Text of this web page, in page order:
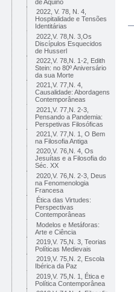
de Aquino
2022, V. 78, N. 4,
Hospitalidade e Tensões
Identitárias
2022,V. 78,N. 3,Os
Discípulos Esquecidos
de Husserl
2022,V. 78,N. 1-2, Edith
Stein: no 80º Aniversário
da sua Morte
2021,V. 77,N. 4,
Causalidade: Abordagens
Contemporâneas
2021,V. 77,N. 2-3,
Pensando a Pandemia:
Perspetivas Filosóficas
2021,V. 77,N. 1, O Bem
na Filosofia Antiga
2020,V. 76,N. 4, Os
Jesuítas e a Filosofia do
Séc. XX
2020,V. 76,N. 2-3, Deus
na Fenomenologia
Francesa
Ética das Virtudes:
Perspectivas
Contemporâneas
Modelos e Metáforas:
Arte e Ciência
2019,V. 75,N. 3, Teorias
Políticas Medievais
2019,V. 75,N. 2, Escola
Ibérica da Paz
2019,V. 75,N. 1, Ética e
Política Contemporânea